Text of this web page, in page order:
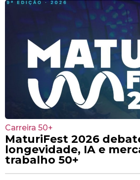
Carreira 50+
MaturiFest 2026
longevidade, IA e
trabalho 50+